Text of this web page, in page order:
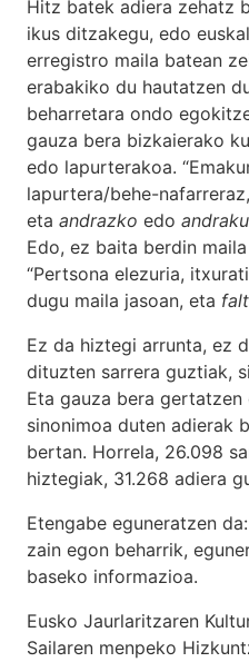
Hitz batek adiera zehatz
ikus ditzakegu, edo
erregistro maila batean
erabakiko du hautatzen
beharretara ondo
gauza bera bizkaierako
edo lapurterakoa.
lapurtera/behe-nafarreraz,
eta andrazko edo
Edo, ez baita berdin
“Pertsona elezuria,
dugu maila jasoan, eta
Ez da hiztegi arrunta, ez
dituzten sarrera guztiak,
Eta gauza bera gertatzen
sinonimoa duten adierak
bertan. Horrela, 26.098
hiztegiak, 31.268 adiera
Etengabe eguneratzen
zain egon beharrik,
baseko informazioa.
Eusko Jaurlaritzaren
Sailaren menpeko